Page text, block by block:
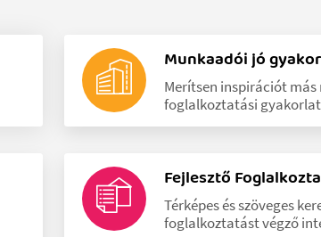
Munkaadói jó
Merítsen inspirációt
foglalkoztatási
Fejlesztő
Térképes és szöveges
foglalkoztatást végző